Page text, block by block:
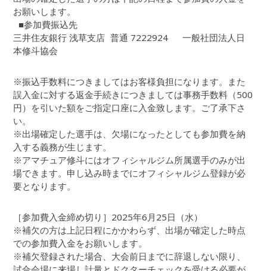
お願いします。
■参加費振込先
三井住友銀行 浅草支店 普通 7222924 一般社団法人日
本修斗協会
※振込手数料につきましてはお客様負担になります。また
誤入金に対する返金手続きにつきましては事務手数料（500
円）を引いた額をご指定口座に入金致します。ご了承下さ
い。
※出場確定した選手は、欠場になったとしても参加費を納
入する義務が生じます。
※アマチュア修斗にはオフィシャルジム所属選手のみが出
場できます。申し込み時までにオフィシャルジム登録が必
要となります。
［参加費入金締め切り］2025年6月25日（水）
※補欠の方は上記日程にかかわらず、出場が確定した時点
での参加費入金をお願いします。
※補欠登録された場合、大会前日までに辞退しない限り、